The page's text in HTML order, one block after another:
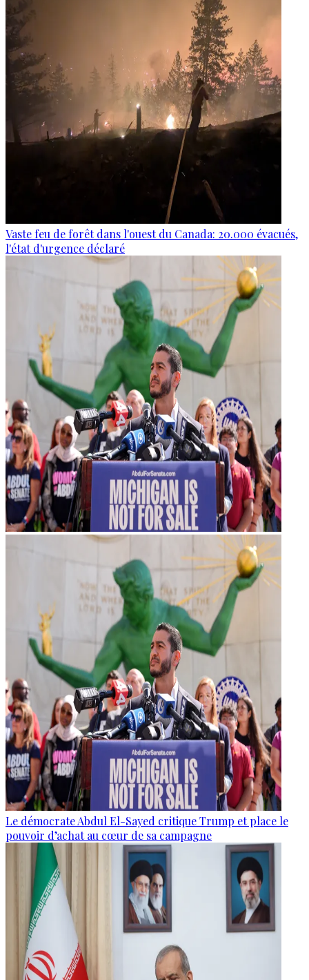
Vaste feu de forêt dans l'ouest du Canada: 20.000 évacués,
l'état d'urgence déclaré
Le démocrate Abdul El-Sayed critique Trump et place le
pouvoir d’achat au cœur de sa campagne